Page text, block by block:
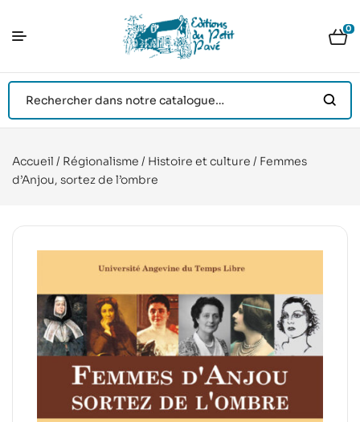
0
Accueil / Régionalisme / Histoire et culture / Femmes
d’Anjou, sortez de l’ombre